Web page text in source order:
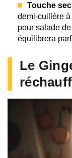
Touche
demi-cuillère
pour salade
équilibrera
Le